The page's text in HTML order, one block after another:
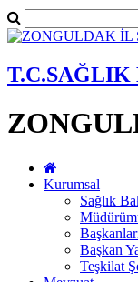
Kurumsal
Sağlık
Başkan
Teşkilat